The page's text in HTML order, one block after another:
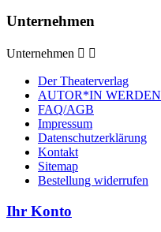
Unternehmen
Unternehmen  
Der Theaterverlag
AUTOR*IN WERDEN
FAQ/AGB
Impressum
Datenschutzerklärung
Kontakt
Sitemap
Bestellung widerrufen
Ihr Konto